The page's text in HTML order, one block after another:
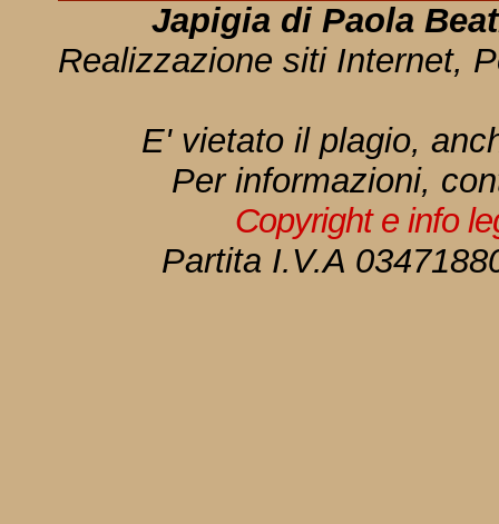
Japigia di Paola
Realizzazione siti Internet,
E' vietato il plagio,
Per informazioni,
Copyright e info
Partita I.V.A